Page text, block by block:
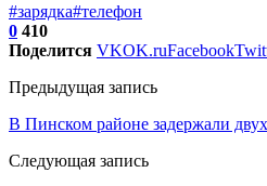
#зарядка#телефон
0 410
Поделится VKOK.ruFacebook
Предыдущая запись
В Пинском районе задержали
Следующая запись